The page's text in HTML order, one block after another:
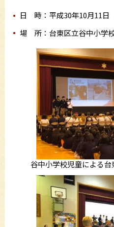
日 時：平成30年10月11日
場 所：台東区立谷中小学
谷中小学校児童による